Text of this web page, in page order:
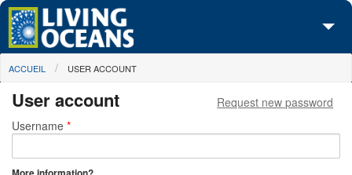
Skip to main content
À propos de nous
Nos campagnes
You are here
ACCUEIL USER ACCOUNT
User account
Primary tabs
Request new password
Username *